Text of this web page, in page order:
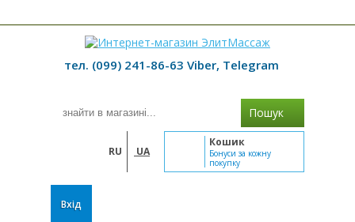
тел. (099) 241-86-63 Viber, Telegram
Пошук
RU UA
Кошик
Бонуси за кожну
покупку
Вхід